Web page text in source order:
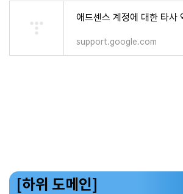
support.google.com
[하위 도메인]